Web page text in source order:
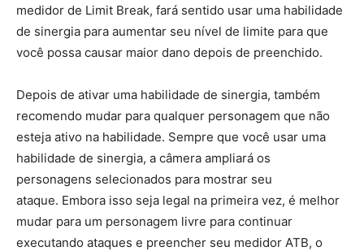
medidor de Limit Break, fará sentido usar uma habilidade
de sinergia para aumentar seu nível de limite para que
você possa causar maior dano depois de preenchido.
Depois de ativar uma habilidade de sinergia, também
recomendo mudar para qualquer personagem que não
esteja ativo na habilidade. Sempre que você usar uma
habilidade de sinergia, a câmera ampliará os
personagens selecionados para mostrar seu
ataque. Embora isso seja legal na primeira vez, é melhor
mudar para um personagem livre para continuar
executando ataques e preencher seu medidor ATB, o